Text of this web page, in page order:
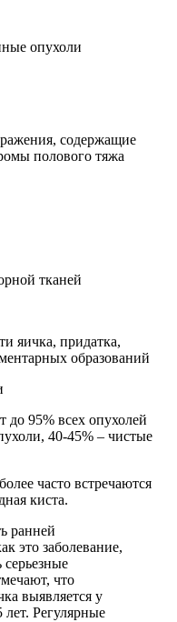
опухоли
содержащие
полового тяжа
тканей
яичка, придатка,
образований
до 95% всех опухолей
40-45% – чистые
часто встречаются
киста.
ранней
это заболевание,
что
выявляется у
Регулярные